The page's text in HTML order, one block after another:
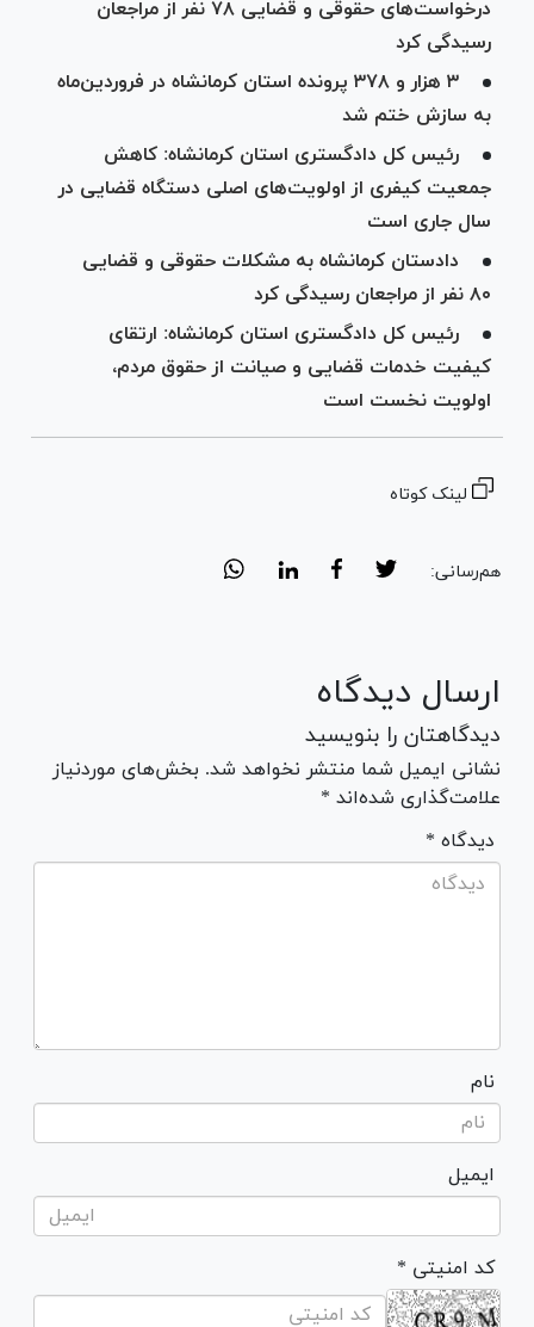
درخواست‌های حقوقی و قضایی ۷۸ نفر از مراجعان
رسیدگی کرد
۳ هزار و ۳۷۸ پرونده استان کرمانشاه در فروردین‌ماه
به سازش ختم شد
رئیس کل دادگستری استان کرمانشاه: کاهش
جمعیت کیفری از اولویت‌های اصلی دستگاه قضایی در
سال جاری است
دادستان کرمانشاه به مشکلات حقوقی و قضایی
۸۰ نفر از مراجعان رسیدگی کرد
رئیس کل دادگستری استان کرمانشاه: ارتقای
کیفیت خدمات قضایی و صیانت از حقوق مردم،
اولویت نخست است
لینک کوتاه
هم‌رسانی:
ارسال دیدگاه
دیدگاهتان را بنویسید
نشانی ایمیل شما منتشر نخواهد شد. بخش‌های موردنیاز
علامت‌گذاری شده‌اند *
* دیدگاه
نام
ایمیل
* کد امنیتی